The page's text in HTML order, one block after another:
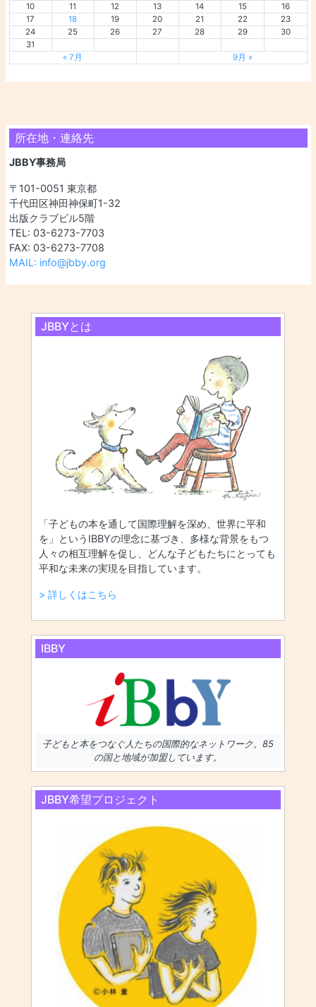
10
11 12 13 14 15
16
17
18 19 20 21 22
23
24
25 26 27 28 29
30
31
« 7月
9月 »
所在地・連絡先
JBBY事務局
〒101-0051 東京都
千代田区神田神保町1-32
出版クラブビル5階
TEL: 03-6273-7703
FAX: 03-6273-7708
MAIL: info@jbby.org
JBBYとは
「子どもの本を通して国際理解を深め、世界に平和
を」というIBBYの理念に基づき、多様な背景をもつ
人々の相互理解を促し、どんな子どもたちにとっても
平和な未来の実現を目指しています。
> 詳しくはこちら
IBBY
子どもと本をつなぐ人たちの国際的なネットワーク。85
の国と地域が加盟しています。
JBBY希望プロジェクト